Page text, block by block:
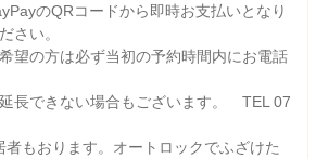
のQRコードから即時お支払いとなり
さい。
望の方は必ず当初の予約時間内にお電話
長できない場合もございます。 TEL 07
者もおります。オートロックでふざけた